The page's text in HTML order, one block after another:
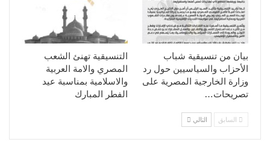
التنسيقية تهنئ الشعب
المصري والامة العربية
والاسلامية بمناسبة عيد
الفطر المبارك
بيان من تنسيقية شباب
الأحزاب والسياسيين حول رد
وزارة الخارجية المصرية على
تصريحات…
السابق التالي